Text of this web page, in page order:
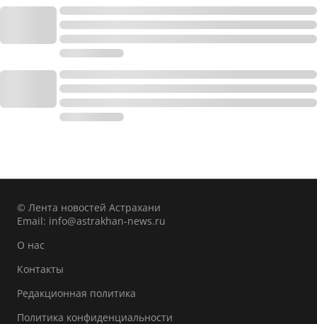
© Лента новостей Астрахани
Email: info@astrakhan-news.ru
О нас
Контакты
Редакционная политика
Политика конфиденциальности